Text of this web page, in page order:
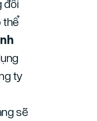
đổi
thể
ty
sẽ